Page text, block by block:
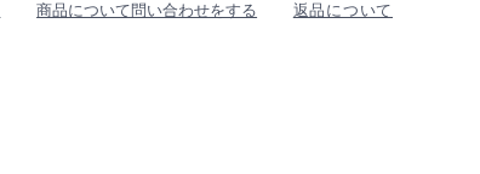
商品について問い合わせをする 返品について